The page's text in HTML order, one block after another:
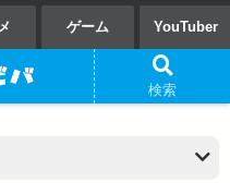
ゲーム YouTuber
検索